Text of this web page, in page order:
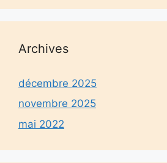
Archives
décembre 2025
novembre 2025
mai 2022